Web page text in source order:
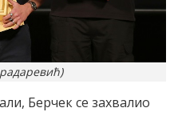
Берчек се захвалио